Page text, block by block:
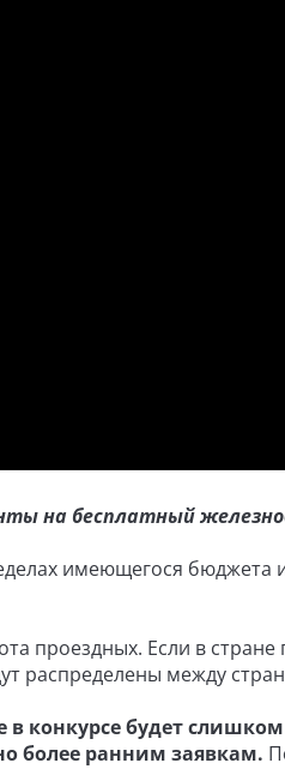
на бесплатный
имеющегося бюджета
проездных. Если в
распределены между
конкурсе будет
более ранним заявкам.